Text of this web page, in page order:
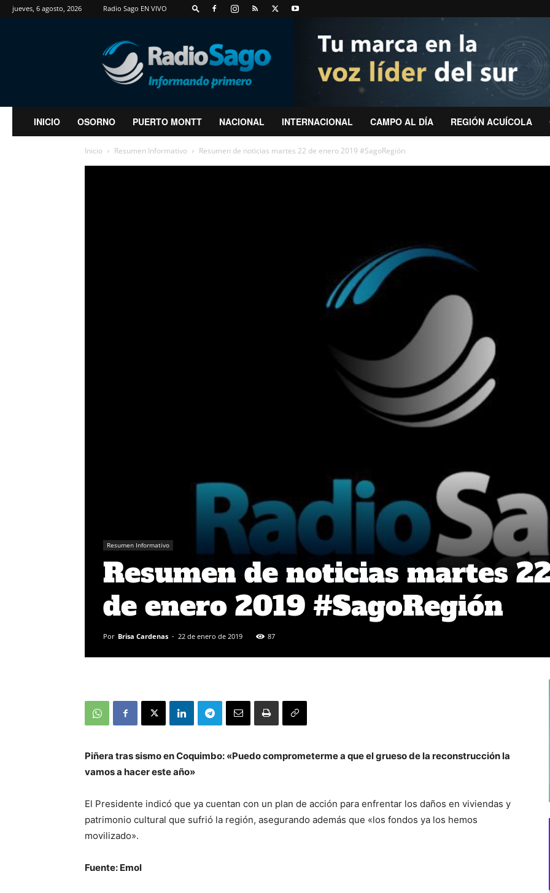
jueves, 6 agosto, 2026 Radio Sago EN VIVO
RadioSago
INICIO OSORNO PUERTO MONTT NACIONAL INTERNACIONAL CAMPO AL DÍA REGIÓN ACUÍCOLA
Inicio Resumen Informativo Resumen de noticias martes 22 de enero 2019 #SagoRegión
Resumen Informativo
Resumen de noticias martes
de enero 2019 #SagoRegión
Por Brisa Cardenas - 22 de enero de 2019 87
Piñera tras sismo en Coquimbo: «Puedo comprometerme a que el grueso de la reconstrucción la
vamos a hacer este año»
El Presidente indicó que ya cuentan con un plan de acción para enfrentar los daños en viviendas y
patrimonio cultural que sufrió la región, asegurando además que «los fondos ya los hemos
movilizado».
Fuente: Emol